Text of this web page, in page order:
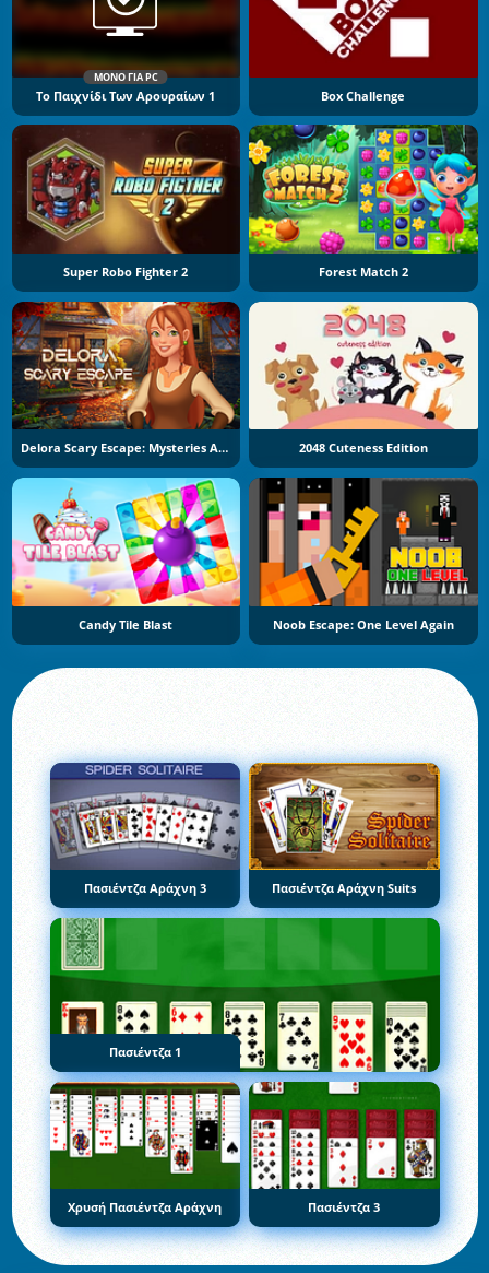
ΜΌΝΟ ΓΙΑ PC
Το Παιχνίδι Των Αρουραίων 1 Box Challenge
Super Robo Fighter 2 Forest Match 2
Delora Scary Escape: Mysteries Adventure 2048 Cuteness Edition
Candy Tile Blast Noob Escape: One Level Again
Πασιέντζα Αράχνη 3 Πασιέντζα Αράχνη Suits
Πασιέντζα 1
Χρυσή Πασιέντζα Αράχνη Πασιέντζα 3